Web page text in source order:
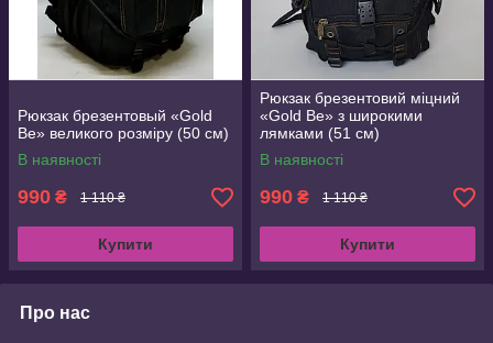
Рюкзак брезентовый «Gold
Be» великого розміру (50 см)
В наявності
990 ₴ 1 110 ₴
Купити
Рюкзак брезентовий міцний
«Gold Be» з широкими
лямками (51 см)
В наявності
990 ₴ 1 110 ₴
Купити
Про нас